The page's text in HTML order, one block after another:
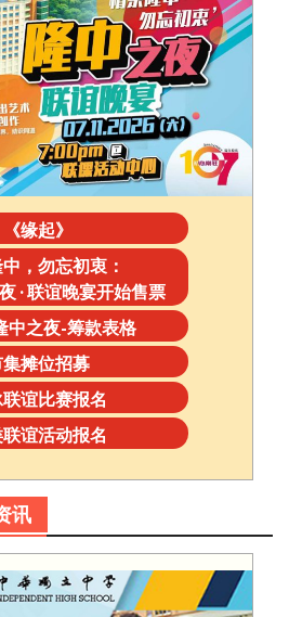
《缘起》
，勿忘初衷：
· 联谊晚宴开始售票
中之夜-筹款表格
摊位招募
谊比赛报名
谊活动报名
讯